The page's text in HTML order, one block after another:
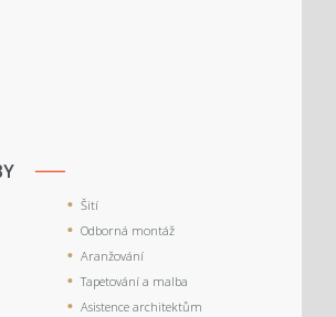
Šití
Odborná montáž
Aranžování
Tapetování a malba
Asistence architektům